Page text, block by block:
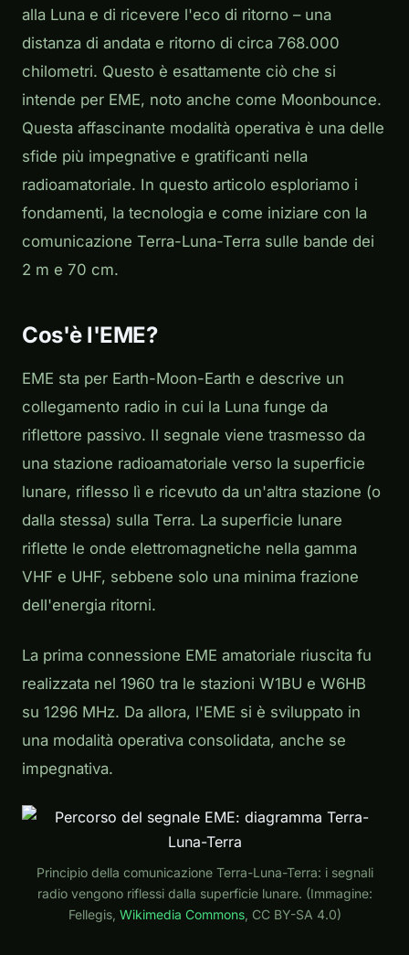
alla Luna e di ricevere l'eco di ritorno – una
distanza di andata e ritorno di circa 768.000
chilometri. Questo è esattamente ciò che si
intende per EME, noto anche come Moonbounce.
Questa affascinante modalità operativa è una delle
sfide più impegnative e gratificanti nella
radioamatoriale. In questo articolo esploriamo i
fondamenti, la tecnologia e come iniziare con la
comunicazione Terra-Luna-Terra sulle bande dei
2 m e 70 cm.
Cos'è l'EME?
EME sta per Earth-Moon-Earth e descrive un
collegamento radio in cui la Luna funge da
riflettore passivo. Il segnale viene trasmesso da
una stazione radioamatoriale verso la superficie
lunare, riflesso lì e ricevuto da un'altra stazione (o
dalla stessa) sulla Terra. La superficie lunare
riflette le onde elettromagnetiche nella gamma
VHF e UHF, sebbene solo una minima frazione
dell'energia ritorni.
La prima connessione EME amatoriale riuscita fu
realizzata nel 1960 tra le stazioni W1BU e W6HB
su 1296 MHz. Da allora, l'EME si è sviluppato in
una modalità operativa consolidata, anche se
impegnativa.
Principio della comunicazione Terra-Luna-Terra: i segnali
radio vengono riflessi dalla superficie lunare. (Immagine:
Fellegis, Wikimedia Commons, CC BY-SA 4.0)